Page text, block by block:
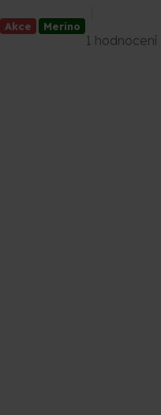
Akce Merino Průměrné
hodnocení
1 hodnocení